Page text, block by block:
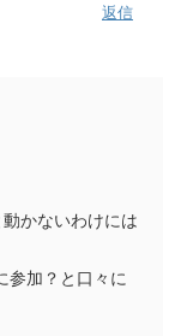
返信
かないわけには
参加？と口々に